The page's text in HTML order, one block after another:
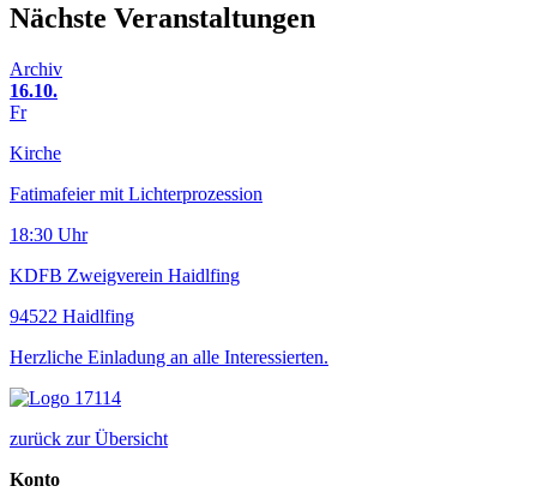
Nächste Veranstaltungen
Archiv
16.10.
Fr
Kirche
Fatimafeier mit Lichterprozession
18:30 Uhr
KDFB Zweigverein Haidlfing
94522 Haidlfing
Herzliche Einladung an alle Interessierten.
zurück zur Übersicht
Konto